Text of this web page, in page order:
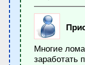
Многие
заработать